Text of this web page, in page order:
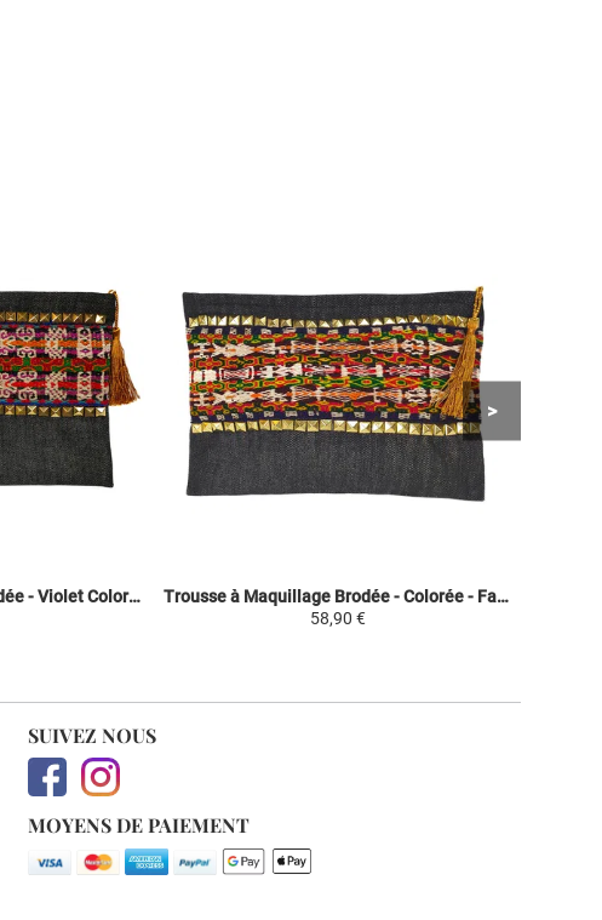
Trousse à Maquillage Brodée - Violet Coloré - Fashion Inca
Trousse à Maquillage Brodée - Colorée - Fashion Inca
58,90 €
SUIVEZ NOUS
MOYENS DE PAIEMENT